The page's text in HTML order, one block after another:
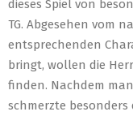
dieses Spiel von
TG. Abgesehen vom
entsprechenden
bringt, wollen die
finden. Nachdem
schmerzte besonders